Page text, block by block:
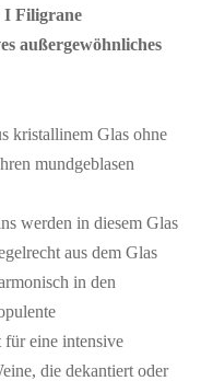
I Filigrane
außergewöhnliches
kristallinem Glas ohne
mundgeblasen
werden in diesem Glas
aus dem Glas
in den
für eine intensive
die dekantiert oder